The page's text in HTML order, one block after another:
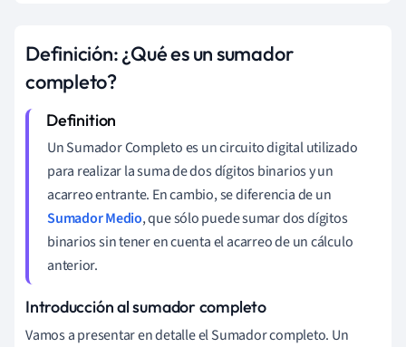
Definición: ¿Qué es un sumador
completo?
Un Sumador Completo es un circuito digital utilizado
para realizar la suma de dos dígitos binarios y un
acarreo entrante. En cambio, se diferencia de un
Sumador Medio, que sólo puede sumar dos dígitos
binarios sin tener en cuenta el acarreo de un cálculo
anterior.
Introducción al sumador completo
Vamos a presentar en detalle el Sumador completo. Un